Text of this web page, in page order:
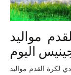
مواليد
لكرة القدم مواليد